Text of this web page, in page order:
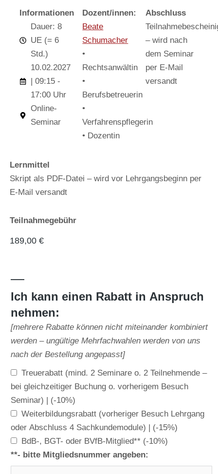
Informationen
Dauer: 8
UE (= 6
Std.)
10.02.2027
| 09:15 -
17:00 Uhr
Online-
Seminar
Dozent/innen:
Beate
Schumacher
•
Rechtsanwältin
•
Berufsbetreuerin
•
Verfahrenspflegerin
• Dozentin
Abschluss
– wird nach
dem Seminar
per E-Mail
versandt
Lernmittel
Skript als PDF-Datei – wird vor Lehrgangsbeginn per
E-Mail versandt
Teilnahmegebühr
189,00 €
—
Ich kann einen Rabatt in Anspruch
nehmen:
[mehrere Rabatte können nicht miteinander kombiniert
werden – ungültige Mehrfachwahlen werden von uns
nach der Bestellung angepasst]
Treuerabatt (mind. 2 Seminare o. 2 Teilnehmende –
bei gleichzeitiger Buchung o. vorherigem Besuch
Seminar) | (-10%)
Weiterbildungsrabatt (vorheriger Besuch Lehrgang
oder Abschluss 4 Sachkundemodule) | (-15%)
BdB-, BGT- oder BVfB-Mitglied** (-10%)
**- bitte Mitgliedsnummer angeben: